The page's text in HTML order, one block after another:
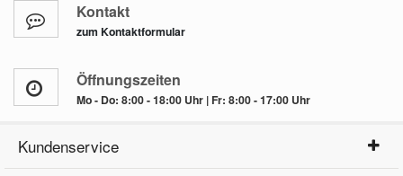
Kontakt
zum Kontaktformular
Öffnungszeiten
Mo - Do: 8:00 - 18:00 Uhr | Fr: 8:00 - 17:00 Uhr
Kundenservice